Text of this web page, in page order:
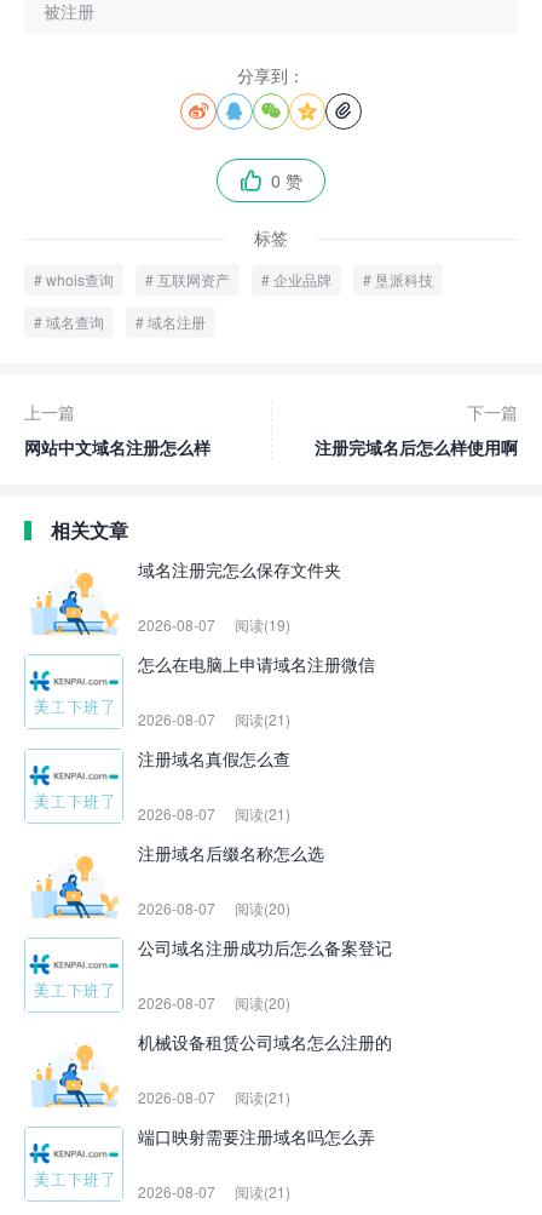
被注册
分享到：
    
 0 赞
标签
whois查询 互联网资产 企业品牌 垦派科技
域名查询 域名注册
上一篇
网站中文域名注册怎么样
下一篇
注册完域名后怎么样使用啊
相关文章
域名注册完怎么保存文件夹
2026-08-07 阅读(19)
怎么在电脑上申请域名注册微信
2026-08-07 阅读(21)
注册域名真假怎么查
2026-08-07 阅读(21)
注册域名后缀名称怎么选
2026-08-07 阅读(20)
公司域名注册成功后怎么备案登记
2026-08-07 阅读(20)
机械设备租赁公司域名怎么注册的
2026-08-07 阅读(21)
端口映射需要注册域名吗怎么弄
2026-08-07 阅读(21)